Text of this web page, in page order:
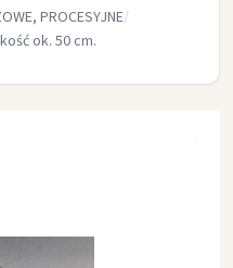
PROCESYJNE/
ok. 50 cm.